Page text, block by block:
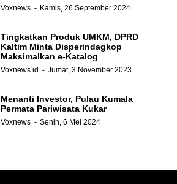
Voxnews Kamis, 26 September 2024
Tingkatkan Produk UMKM, DPRD
Kaltim Minta Disperindagkop
Maksimalkan e-Katalog
Voxnews.id Jumat, 3 November 2023
Menanti Investor, Pulau Kumala
Permata Pariwisata Kukar
Voxnews Senin, 6 Mei 2024